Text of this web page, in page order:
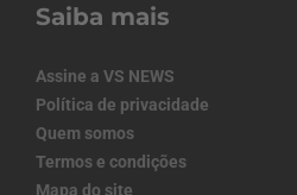
Saiba mais
Assine a VS NEWS
Política de privacidade
Quem somos
Termos e condições
Mapa do site